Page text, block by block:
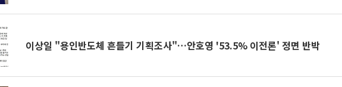
이상일 "용인반도체 흔들기 기획조사"…안호영 '53.5% 이전론' 정면 반박